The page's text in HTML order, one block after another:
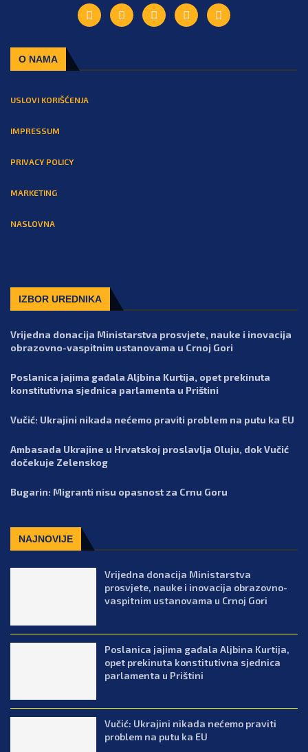
O NAMA
USLOVI KORIŠĆENJA
IMPRESSUM
PRIVACY POLICY
MARKETING
NASLOVNA
IZBOR UREDNIKA
Vrijedna donacija Ministarstva prosvjete, nauke i inovacija
obrazovno-vaspitnim ustanovama u Crnoj Gori
Poslanica jajima gađala Aljbina Kurtija, opet prekinuta
konstitutivna sjednica parlamenta u Prištini
Vučić: Ukrajini nikada nećemo praviti problem na putu ka EU
Ambasada Ukrajine u Hrvatskoj proslavlja Oluju, dok Vučić
dočekuje Zelenskog
Bugarin: Migranti nisu opasnost za Crnu Goru
NAJNOVIJE
Vrijedna donacija Ministarstva
prosvjete, nauke i inovacija obrazovno-
vaspitnim ustanovama u Crnoj Gori
Poslanica jajima gađala Aljbina Kurtija,
opet prekinuta konstitutivna sjednica
parlamenta u Prištini
Vučić: Ukrajini nikada nećemo praviti
problem na putu ka EU